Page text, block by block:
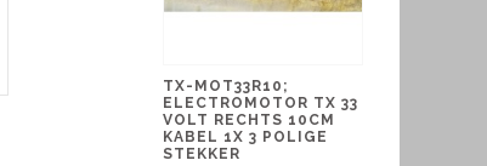
TX-MOT33R10;
ELECTROMOTOR TX 33
VOLT RECHTS 10CM
KABEL 1X 3 POLIGE
STEKKER